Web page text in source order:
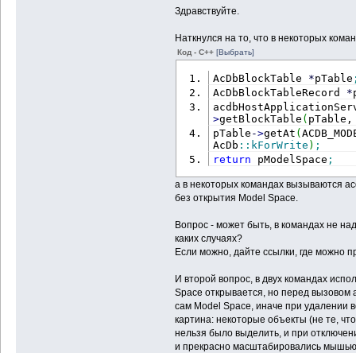
Здравствуйте.
Наткнулся на то, что в некоторых
Код - C++ [Выбрать]
AcDbBlockTable *pTable
AcDbBlockTableRecord *
>getBlockTable ( pTable,
pTable ->getAt (
AcDb :: kForWrite ) ;
return pModelSpace ;
а в некоторых командах вызываются
без открытия Model Space.
Вопрос - может быть, в командах не
каких случаях?
Если можно, дайте ссылки, где можно
И второй вопрос, в двух командах
Space открывается, но перед
сам Model Space, иначе при удалении
картина: некоторые объекты (не те,
нельзя было выделить, и при
и прекрасно масштабировались